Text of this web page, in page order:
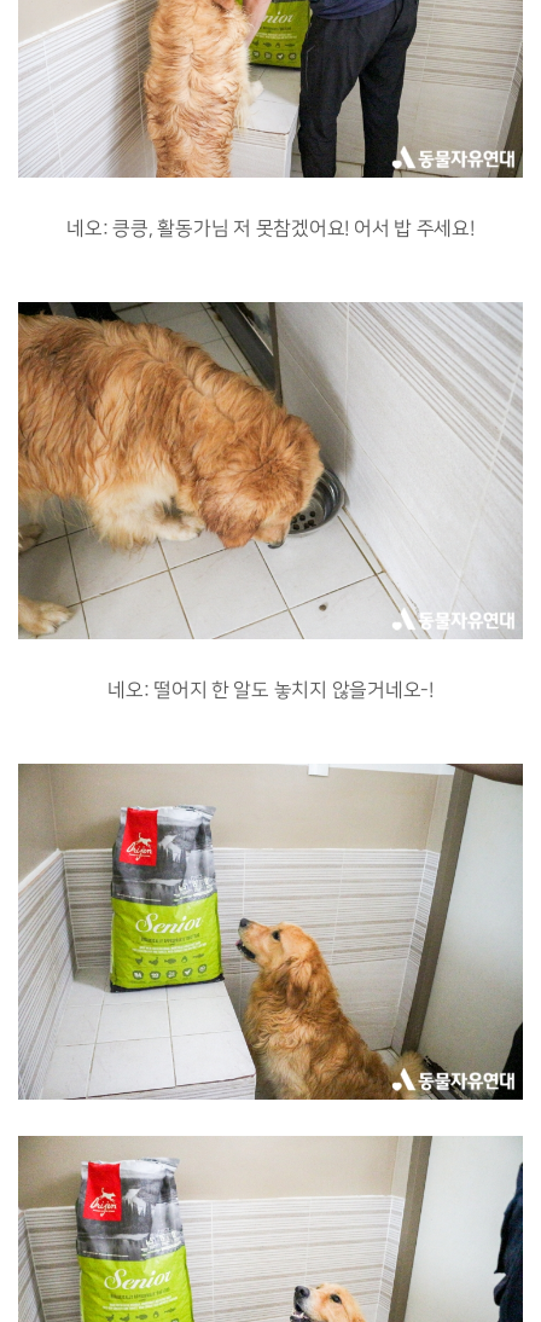
네오: 킁킁, 활동가님 저 못참겠어요! 어서 밥 주세요!
네오: 떨어지 한 알도 놓치지 않을거네오-!